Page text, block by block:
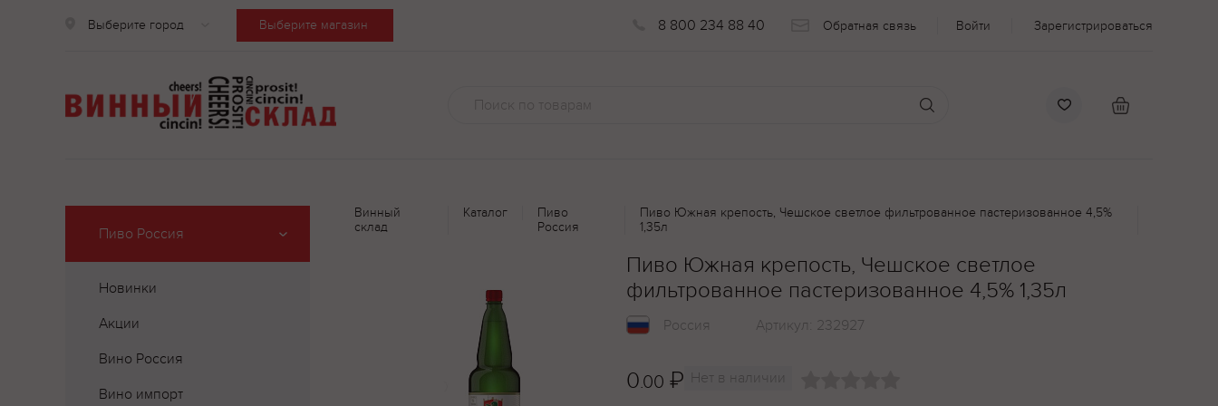
Выберите город Выберите магазин 8 800 234 88 40 Обратная связь Войти Зарегистрироваться
Пиво Россия
Новинки
Акции
Вино Россия
Вино импорт
Винный
склад
Каталог
Пиво
Россия
Пиво Южная крепость, Чешское светлое фильтрованное пастеризованное 4,5%
1,35л
Пиво Южная крепость, Чешское светлое
фильтрованное пастеризованное 4,5% 1,35л
Россия Артикул: 232927
0.00 ₽ Нет в наличии